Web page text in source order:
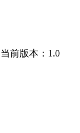
当前版本：1.0